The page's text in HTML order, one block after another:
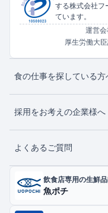
する株式会社フ
ています。
運営会
厚生労働大臣
食の仕事を探している方
採用をお考えの企業様へ
よくあるご質問
飲食店専用の生鮮
魚ポチ